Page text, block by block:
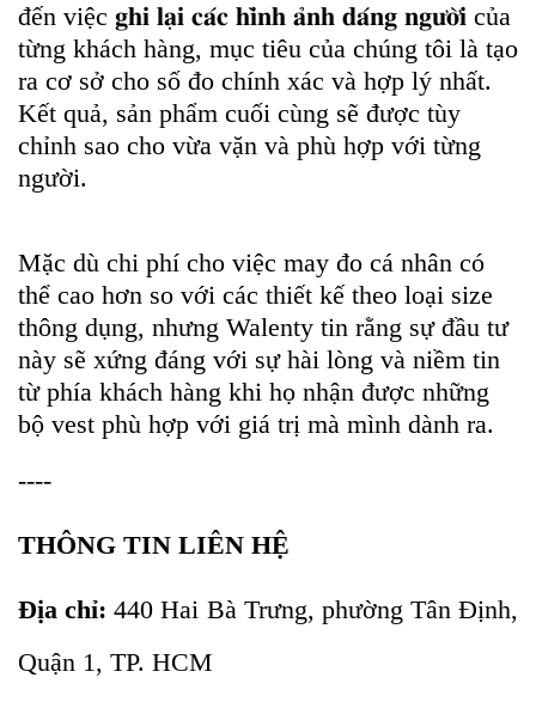
đến việc 𝐠𝐡𝐢 𝐥𝐚̣𝐢 𝐜𝐚́𝐜 𝐡𝐢̀𝐧𝐡 𝐚̉𝐧𝐡 𝐝𝐚́𝐧𝐠 𝐧𝐠𝐮̛𝐨̛̀𝐢 của
từng khách hàng, mục tiêu của chúng tôi là tạo
ra cơ sở cho số đo chính xác và hợp lý nhất.
Kết quả, sản phẩm cuối cùng sẽ được tùy
chỉnh sao cho vừa vặn và phù hợp với từng
người.
Mặc dù chi phí cho việc may đo cá nhân có
thể cao hơn so với các thiết kế theo loại size
thông dụng, nhưng Walenty tin rằng sự đầu tư
này sẽ xứng đáng với sự hài lòng và niềm tin
từ phía khách hàng khi họ nhận được những
bộ vest phù hợp với giá trị mà mình dành ra.
----
THÔNG TIN LIÊN HỆ
Địa chỉ:440 Hai Bà Trưng, phường Tân Định,
Quận 1, TP. HCM